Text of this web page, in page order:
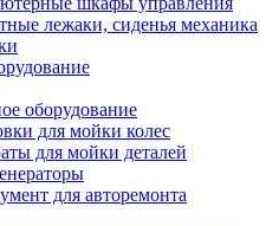
лежаки, сиденья механика
оборудование
для мойки колес
для мойки деталей
для авторемонта